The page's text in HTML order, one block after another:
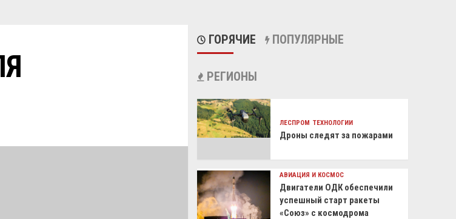
ГОРЯЧИЕ ПОПУЛЯРНЫЕ
РЕГИОНЫ
ЛЕСПРОМ ТЕХНОЛОГИИ
Дроны следят за пожарами
АВИАЦИЯ И КОСМОС
Двигатели ОДК обеспечили
успешный старт ракеты
«Союз» с космодрома